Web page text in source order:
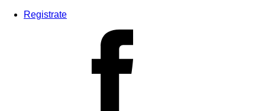
Registrate